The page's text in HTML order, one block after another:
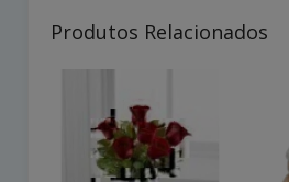
Produtos Relacionados